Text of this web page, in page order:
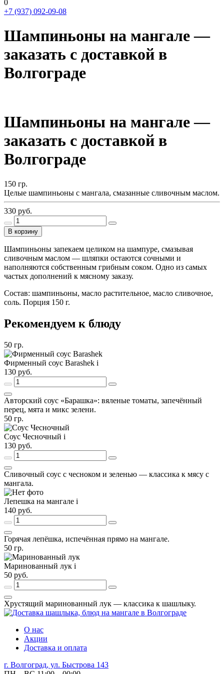
0
+7 (937) 092-09-08
Шампиньоны на мангале —
заказать с доставкой в
Волгограде
Шампиньоны на мангале —
заказать с доставкой в
Волгограде
150 гр.
Целые шампиньоны с мангала, смазанные сливочным маслом.
330 руб.
В корзину
Шампиньоны запекаем целиком на шампуре, смазывая
сливочным маслом — шляпки остаются сочными и
наполняются собственным грибным соком. Одно из самых
частых дополнений к мясному заказу.
Состав: шампиньоны, масло растительное, масло сливочное,
соль. Порция 150 г.
Рекомендуем к блюду
50 гр.
Фирменный соус Barashek i
130 руб.
Авторский соус «Барашка»: вяленые томаты, запечённый
перец, мята и микс зелени.
50 гр.
Соус Чесночный i
130 руб.
Сливочный соус с чесноком и зеленью — классика к мясу с
мангала.
Лепешка на мангале i
140 руб.
Горячая лепёшка, испечённая прямо на мангале.
50 гр.
Маринованный лук i
50 руб.
Хрустящий маринованный лук — классика к шашлыку.
О нас
Акции
Доставка и оплата
г. Волгоград, ул. Быстрова 143